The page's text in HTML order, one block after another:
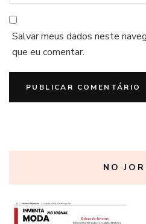
Salvar meus dados neste
que eu comentar.
NO